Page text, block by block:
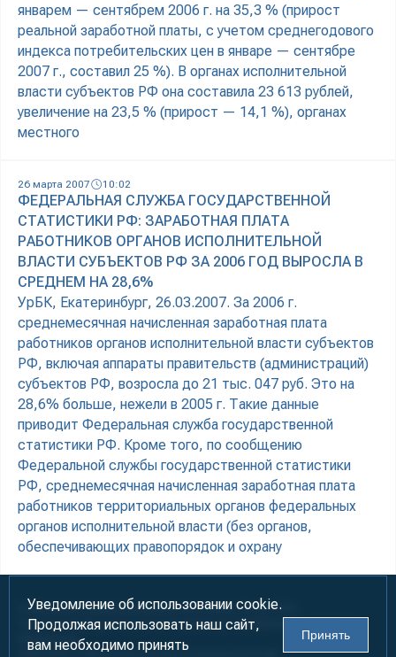
январем — сентябрем 2006 г. на 35,3 % (прирост
реальной заработной платы, с учетом среднегодового
индекса потребительских цен в январе — сентябре
2007 г., составил 25 %). В органах исполнительной
власти субъектов РФ она составила 23 613 рублей,
увеличение на 23,5 % (прирост — 14,1 %), органах
местного
26 марта 2007 10:02
ФЕДЕРАЛЬНАЯ СЛУЖБА ГОСУДАРСТВЕННОЙ
СТАТИСТИКИ РФ: ЗАРАБОТНАЯ ПЛАТА
РАБОТНИКОВ ОРГАНОВ ИСПОЛНИТЕЛЬНОЙ
ВЛАСТИ СУБЪЕКТОВ РФ ЗА 2006 ГОД ВЫРОСЛА В
СРЕДНЕМ НА 28,6%
УрБК, Екатеринбург, 26.03.2007. За 2006 г.
среднемесячная начисленная заработная плата
работников органов исполнительной власти субъектов
РФ, включая аппараты правительств (администраций)
субъектов РФ, возросла до 21 тыс. 047 руб. Это на
28,6% больше, нежели в 2005 г. Такие данные
приводит Федеральная служба государственной
статистики РФ. Кроме того, по сообщению
Федеральной службы государственной статистики
РФ, среднемесячная начисленная заработная плата
работников территориальных органов федеральных
органов исполнительной власти (без органов,
обеспечивающих правопорядок и охрану
Информация предназначена для лиц старше 18 лет (18+)
При использовании материалов ссылка на «УралБизнесКонсалтинг»
2000-2026 Информационно-аналитическое агентство
Уведомление об использовании cookie.
Продолжая использовать наш сайт,
вам необходимо принять
Принять